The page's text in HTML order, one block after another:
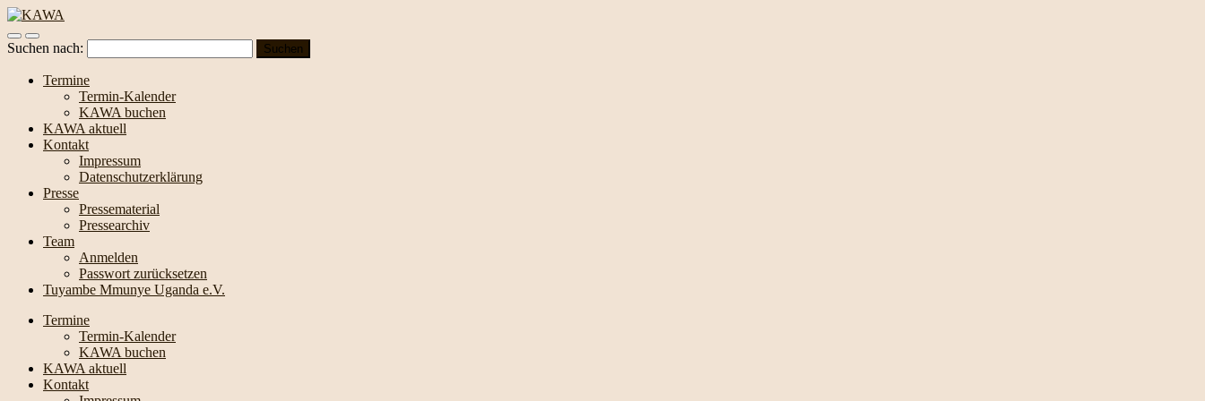
Suchen nach:
Termine
Termin-Kalender
KAWA buchen
KAWA aktuell
Kontakt
Impressum
Datenschutzerklärung
Presse
Pressematerial
Pressearchiv
Team
Anmelden
Passwort zurücksetzen
Tuyambe Mmunye Uganda e.V.
Termine
Termin-Kalender
KAWA buchen
KAWA aktuell
Kontakt